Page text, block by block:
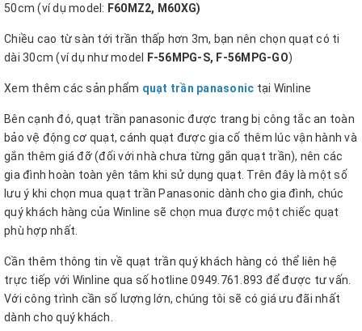
50cm (ví dụ model: F60MZ2, M60XG)
Chiều cao từ sàn tới trần thấp hơn 3m, bạn nên chọn quạt có ti
dài 30cm (ví dụ như model
F-56MPG-S, F-56MPG-GO)
Xem thêm các sản phẩm quạt trần panasonic tại Winline
Bên cạnh đó, quạt trần panasonic được trang bị công tắc an toàn
bảo vệ động cơ quạt, cánh quạt được gia cố thêm lúc vận hành và
gắn thêm giá đỡ (đối với nhà chưa từng gắn quạt trần), nên các
gia đình hoàn toàn yên tâm khi sử dụng quạt. Trên đây là một số
lưu ý khi chọn mua quạt trần Panasonic dành cho gia đình, chúc
quý khách hàng của Winline sẽ chọn mua được một chiếc quạt
phù hợp nhất.
Cần thêm thông tin về quạt trần quý khách hàng có thể liên hệ
trực tiếp với Winline qua số hotline 0949.761.893 để được tư vấn.
Với công trình cần số lượng lớn, chúng tôi sẽ có giá ưu đãi nhất
dành cho quý khách.